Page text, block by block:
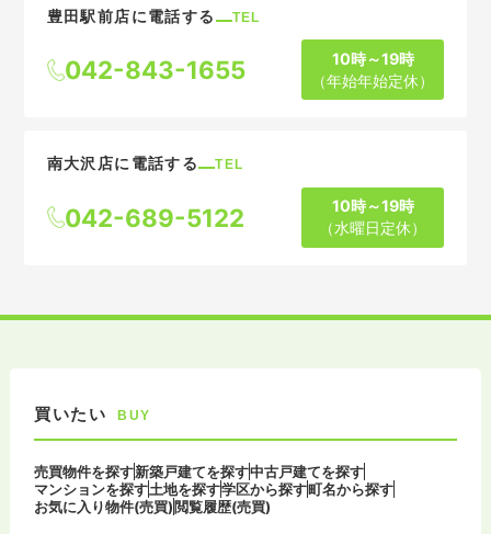
豊田駅前店に電話する TEL
042-843-1655
10時～19時
（年始年始定休）
南大沢店に電話する TEL
042-689-5122
10時～19時
（水曜日定休）
買いたい BUY
売買物件を探す新築戸建てを探す中古戸建てを探す
マンションを探す土地を探す学区から探す町名から探す
お気に入り物件(売買)閲覧履歴(売買)